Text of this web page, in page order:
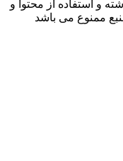
و استفاده از محتوا و
ممنوع می باشد